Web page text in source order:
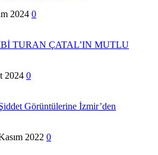
2024 0
TURAN ÇATAL’IN MUTLU
2024 0
Görüntülerine İzmir’den
2022 0